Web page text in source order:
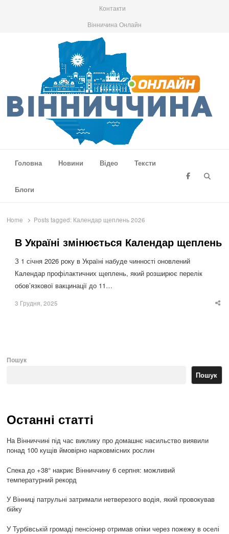
Контакти
Вінничина Онлайн
Головна
Новини Відео Тексти
Блоги
Home Posts tagged: Календар щеплень 2026
В Україні змінюється Календар щеплень
З 1 січня 2026 року в Україні набуде чинності оновлений
Календар профілактичних щеплень, який розширює перелік
обов’язкової вакцинації до 11…
3 Грудня, 2025
Пошук
Пошук
Останні статті
На Вінниччині під час виклику про домашнє насильство виявили
понад 100 кущів ймовірно нарковмісних рослин
Спека до +38° накриє Вінниччину 6 серпня: можливий
температурний рекорд
У Вінниці патрульні затримали нетверезого водія, який провокував
бійку
У Турбівській громаді пенсіонер отримав опіки через пожежу в оселі